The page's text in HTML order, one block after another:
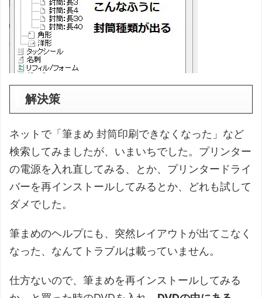
解決策
ネットで「筆まめ 封筒印刷できなくなった」など
検索してみましたが、いまいちでした。プリンター
の電源を入れ直してみる、とか、プリンタードライ
バーを再インストールしてみるとか、どれも試して
ダメでした。
筆まめのヘルプにも、突然レイアウトが出てこなく
なった、なんてトラブルは載っていません。
仕方ないので、筆まめを再インストールしてみる